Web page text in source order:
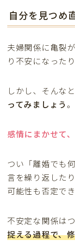
自分を見つめ
夫婦関係に亀裂
り不安になった
しかし、そんな
ってみましょう 。
感情にまかせて
つい「離婚でも
言を繰り返した
可能性も否定でき
不安定な関係は
捉える過程で、